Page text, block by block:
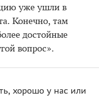
уже ушли в
Конечно, там
достойные
вопрос».
хорошо у нас или